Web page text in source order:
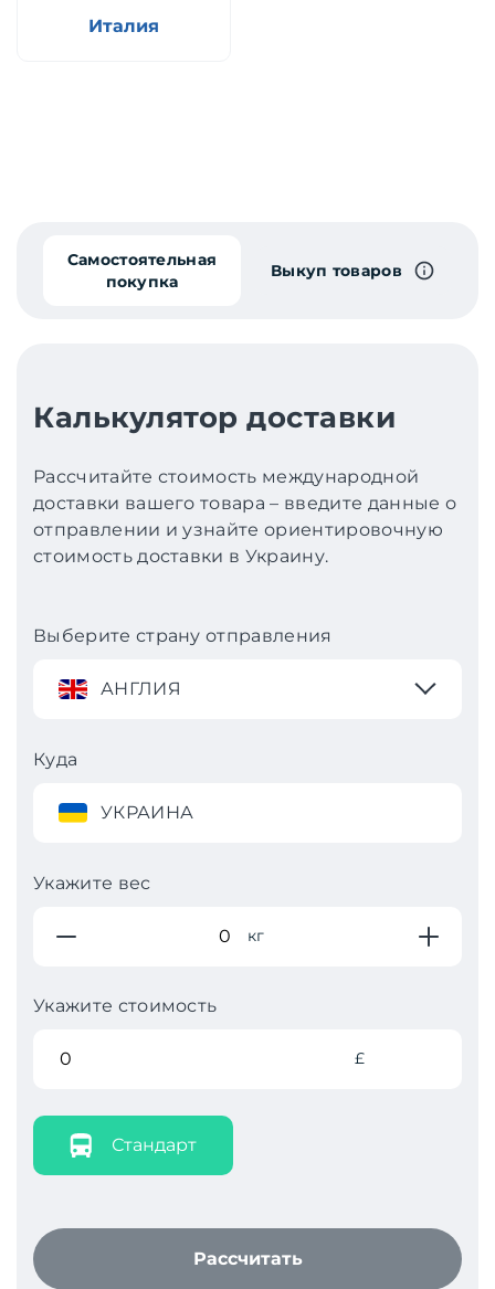
Италия
Самостоятельная
покупка
Выкуп товаров
Калькулятор доставки
Рассчитайте стоимость международной
доставки вашего товара – введите данные о
отправлении и узнайте ориентировочную
стоимость доставки в Украину.
Выберите страну отправления
АНГЛИЯ
Куда
УКРАИНА
Укажите вес
кг
Укажите стоимость
£
Стандарт
Рассчитать